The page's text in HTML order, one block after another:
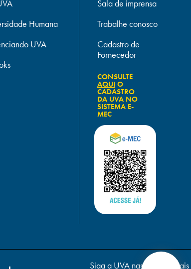
Humana
UVA
Sala de imprensa
Trabalhe conosco
Cadastro de
Fornecedor
CONSULTE
AQUIO
CADASTRO
DA UVA NO
SISTEMA E-
MEC
Siga a UVA nas redes sociais